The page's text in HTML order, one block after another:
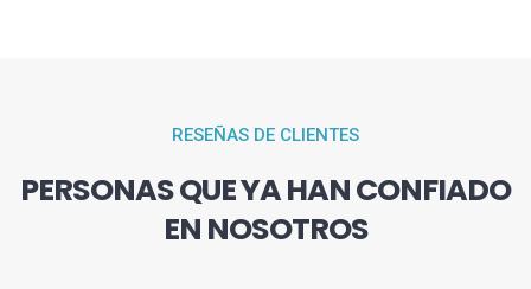
RESEÑAS DE CLIENTES
PERSONAS QUE YA HAN CONFIADO
EN NOSOTROS